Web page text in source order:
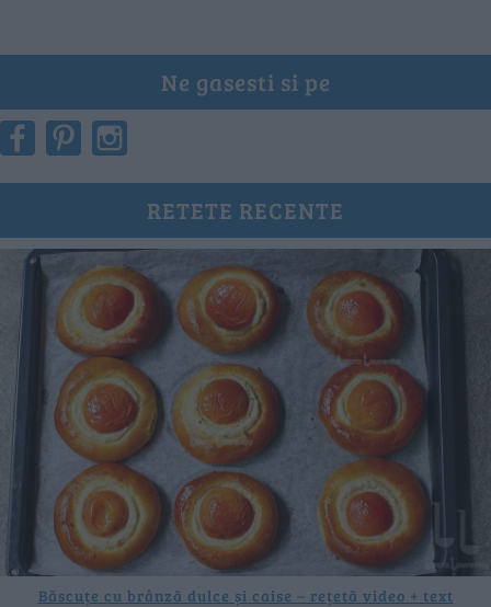
Ne gasesti si pe
RETETE RECENTE
Băscuțe cu brânză dulce și caise – rețetă video + text